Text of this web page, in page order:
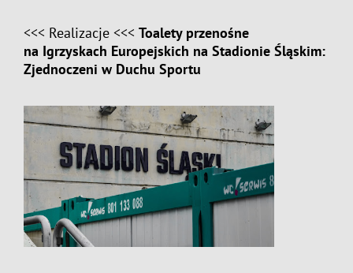
<<< Realizacje <<< Toalety przenośne
na Igrzyskach Europejskich na Stadionie Śląskim:
Zjednoczeni w Duchu Sportu
View
Larger
Image